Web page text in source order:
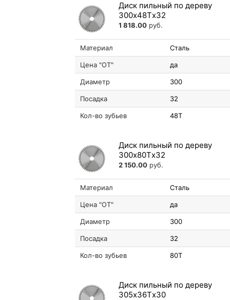
Диск пильный по дереву
300х48Tх32
1 818.00 руб.
Материал Сталь
Цена "ОТ" да
Диаметр 300
Посадка 32
Кол-во зубьев 48T
Диск пильный по дереву
300х80Tх32
2 150.00 руб.
Материал Сталь
Цена "ОТ" да
Диаметр 300
Посадка 32
Кол-во зубьев 80T
Диск пильный по дереву
305х36Tх30